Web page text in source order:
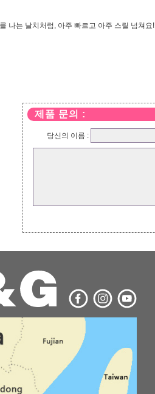
나는 날치처럼, 아주 빠르고 아주 스릴 넘쳐요!
제품 문의 :
당신의 이름 :